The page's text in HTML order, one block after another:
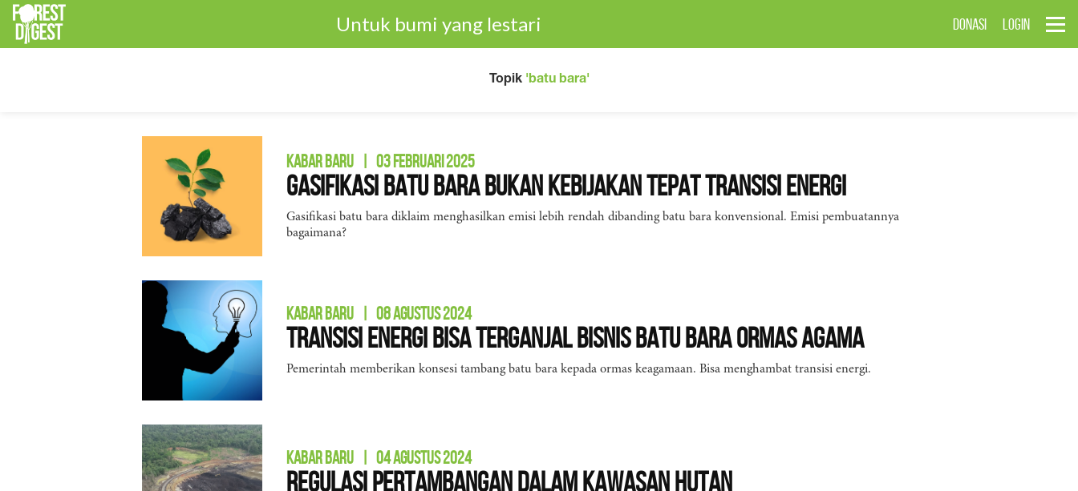
Untuk bumi yang lestari DONASI LOGIN
Topik 'batu bara'
KABAR BARU 03 FEBRUARI 2025
Gasifikasi Batu Bara Bukan Kebijakan Tepat Transisi Energi
Gasifikasi batu bara diklaim menghasilkan emisi lebih rendah dibanding batu bara konvensional. Emisi pembuatannya
bagaimana?
KABAR BARU 08 AGUSTUS 2024
Transisi Energi Bisa Terganjal Bisnis Batu Bara Ormas Agama
Pemerintah memberikan konsesi tambang batu bara kepada ormas keagamaan. Bisa menghambat transisi energi.
KABAR BARU 04 AGUSTUS 2024
Regulasi Pertambangan dalam Kawasan Hutan